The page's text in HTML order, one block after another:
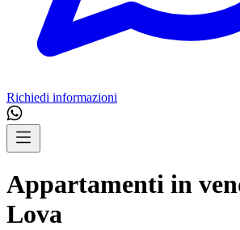
Richiedi informazioni
Appartamenti in
Lova